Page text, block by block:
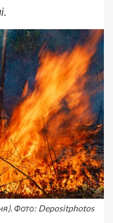
Фото: Depositphotos